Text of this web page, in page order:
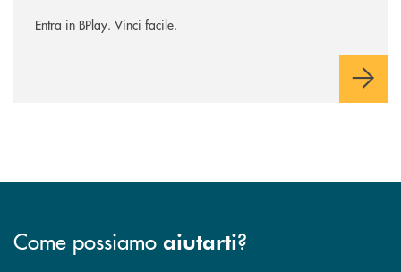
Entra in BPlay. Vinci facile.
Come possiamo aiutarti?